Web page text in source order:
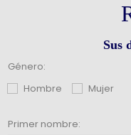
Sus
Género:
Hombre
Mujer
Primer nombre: